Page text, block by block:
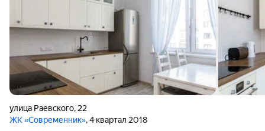
улица Раевского, 22
ЖК «Современник», 4 квартал 2018